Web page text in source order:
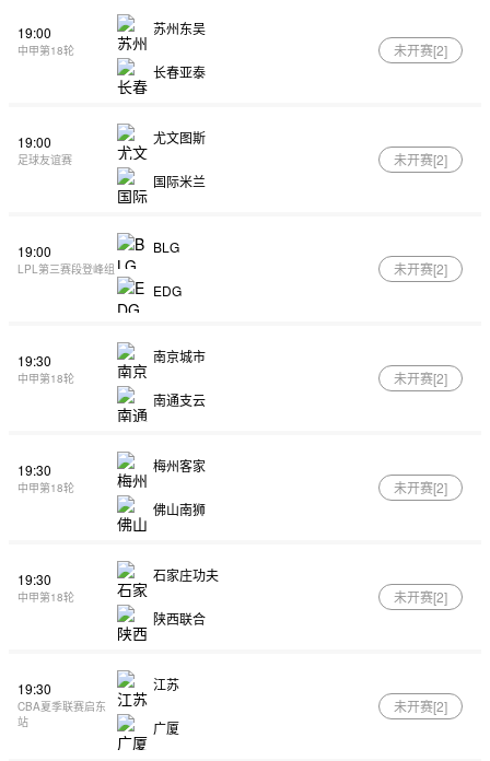
19:00
中甲第18轮
苏州东吴
长春亚泰
未开赛[2]
19:00
足球友谊赛
尤文图斯
国际米兰
未开赛[2]
19:00
LPL第三赛段登峰组
BLG
EDG
未开赛[2]
19:30
中甲第18轮
南京城市
南通支云
未开赛[2]
19:30
中甲第18轮
梅州客家
佛山南狮
未开赛[2]
19:30
中甲第18轮
石家庄功夫
陕西联合
未开赛[2]
19:30
CBA夏季联赛启东
站
江苏
广厦
未开赛[2]